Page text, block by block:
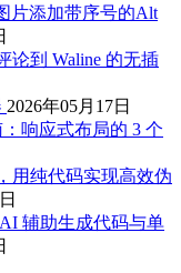
片添加带序号的Alt
论到 Waline 的无插
2026年05月17日
：响应式布局的 3 个
用纯代码实现高效伪
辅助生成代码与单